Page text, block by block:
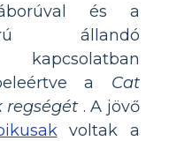
és a
állandó
kapcsolatban
a Cat
regségét . A jövő
voltak a